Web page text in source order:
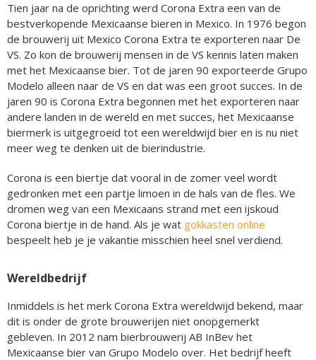
Tien jaar na de oprichting werd Corona Extra een van de
bestverkopende Mexicaanse bieren in Mexico. In 1976 begon
de brouwerij uit Mexico Corona Extra te exporteren naar De
VS. Zo kon de brouwerij mensen in de VS kennis laten maken
met het Mexicaanse bier. Tot de jaren 90 exporteerde Grupo
Modelo alleen naar de VS en dat was een groot succes. In de
jaren 90 is Corona Extra begonnen met het exporteren naar
andere landen in de wereld en met succes, het Mexicaanse
biermerk is uitgegroeid tot een wereldwijd bier en is nu niet
meer weg te denken uit de bierindustrie.
Corona is een biertje dat vooral in de zomer veel wordt
gedronken met een partje limoen in de hals van de fles. We
dromen weg van een Mexicaans strand met een ijskoud
Corona biertje in de hand. Als je wat gokkasten online
bespeelt heb je je vakantie misschien heel snel verdiend.
Wereldbedrijf
Inmiddels is het merk Corona Extra wereldwijd bekend, maar
dit is onder de grote brouwerijen niet onopgemerkt
gebleven. In 2012 nam bierbrouwerij AB InBev het
Mexicaanse bier van Grupo Modelo over. Het bedrijf heeft